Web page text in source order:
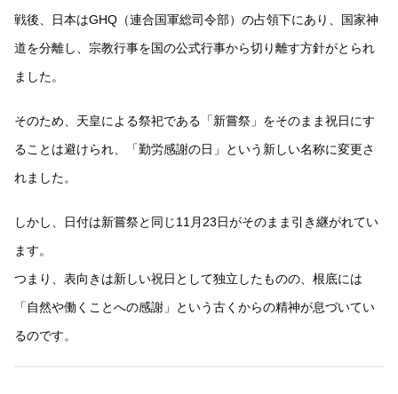
戦後、日本はGHQ（連合国軍総司令部）の占領下にあり、国家神
道を分離し、宗教行事を国の公式行事から切り離す方針がとられ
ました。
そのため、天皇による祭祀である「新嘗祭」をそのまま祝日にす
ることは避けられ、「勤労感謝の日」という新しい名称に変更さ
れました。
しかし、日付は新嘗祭と同じ11月23日がそのまま引き継がれてい
ます。
つまり、表向きは新しい祝日として独立したものの、根底には
「自然や働くことへの感謝」という古くからの精神が息づいてい
るのです。